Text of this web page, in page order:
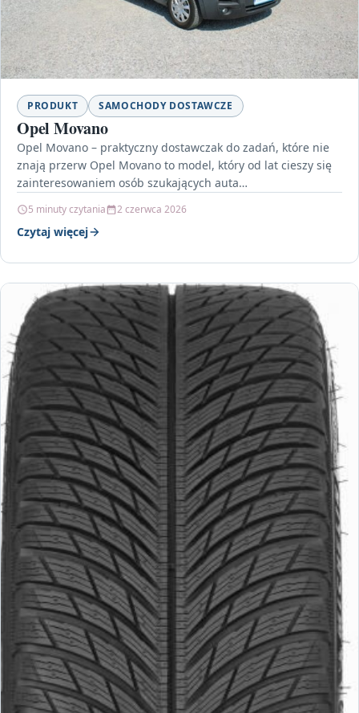
PRODUKT SAMOCHODY DOSTAWCZE
Opel Movano
Opel Movano – praktyczny dostawczak do zadań, które nie
znają przerw Opel Movano to model, który od lat cieszy się
zainteresowaniem osób szukających auta…
5 minuty czytania 2 czerwca 2026
Czytaj więcej